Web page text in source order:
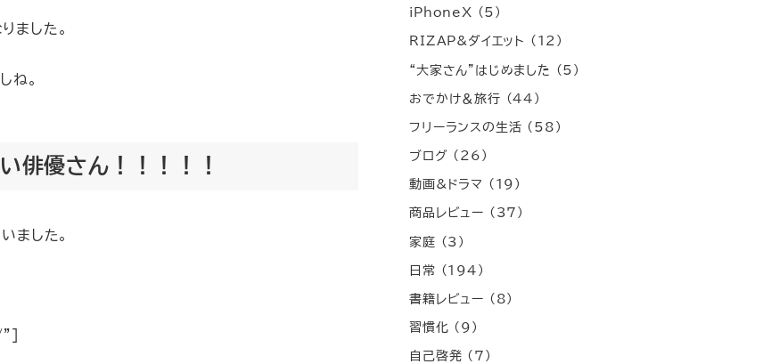
ました。
ね。
俳優さん！！！！！
ました。
iPhoneX (5)
RIZAP&ダイエット (12)
“大家さん”はじめました (5)
おでかけ＆旅行 (44)
フリーランスの生活 (58)
ブログ (26)
動画&ドラマ (19)
商品レビュー (37)
家庭 (3)
日常 (194)
書籍レビュー (8)
習慣化 (9)
自己啓発 (7)